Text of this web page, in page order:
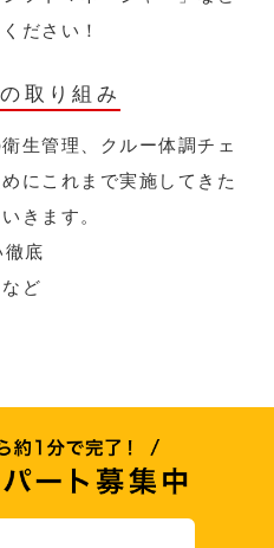
ださい！
取り組み
生管理、クルー体調チェ
にこれまで実施してきた
きます。
徹底
ど